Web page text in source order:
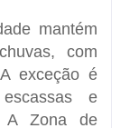
mantém
com
exceção é
e
A Zona de